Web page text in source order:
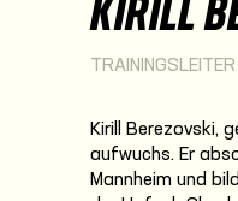
KIRILL
Kirill Berezovski,
aufwuchs. Er
Mannheim und